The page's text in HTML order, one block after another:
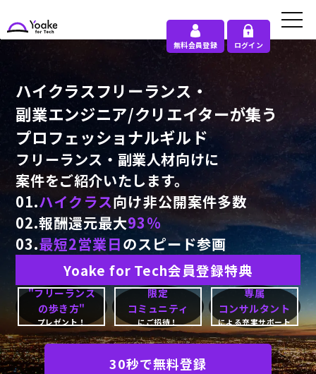
無料会員登録 ログイン
ハイクラスフリーランス・
副業エンジニア/クリエイターが集う
プロフェッショナルギルド
フリーランス・副業人材向けに
案件をご紹介いたします。
01.ハイクラス向け非公開案件多数
02.報酬還元最大93％
03.最短2営業日のスピード参画
Yoake for Tech会員登録特典
"フリーランス
の歩き方"
プレゼント！
限定
コミュニティ
にご招待！
専属
コンサルタント
による充実サポート
30秒で無料登録